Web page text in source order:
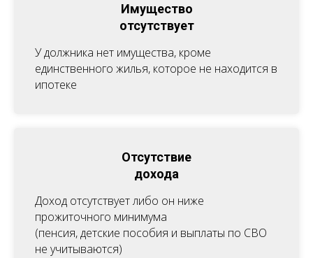
Имущество
отсутствует
У должника нет имущества, кроме
единственного жилья, которое не находится в
ипотеке
Отсутствие
дохода
Доход отсутствует либо он ниже
прожиточного минимума
(пенсия, детские пособия и выплаты по СВО
не учитываются)